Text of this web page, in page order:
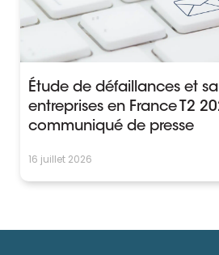
Étude de défaillances et
entreprises en France T2
communiqué de presse
16 juillet 2026